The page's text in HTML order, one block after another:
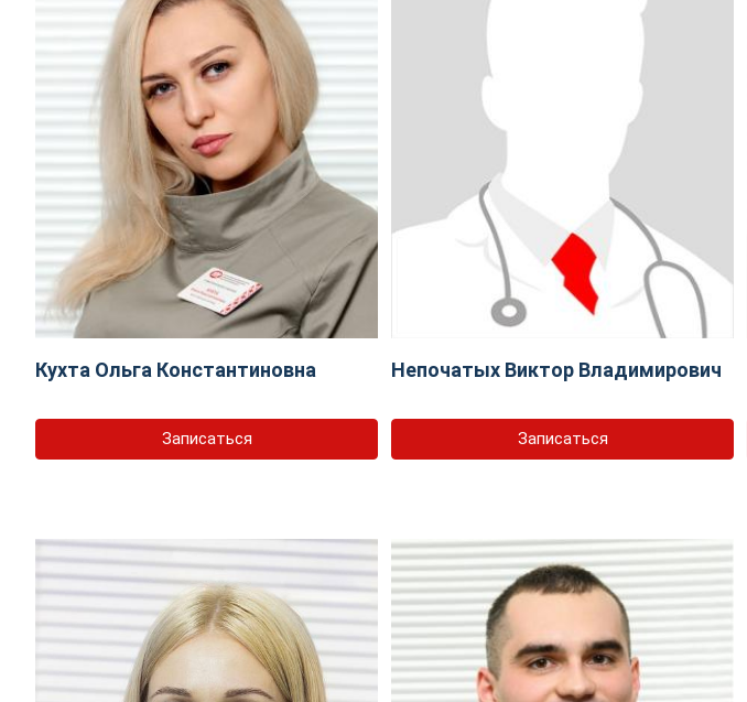
Кухта Ольга Константиновна
Записаться
Непочатых Виктор Владимирович
Записаться